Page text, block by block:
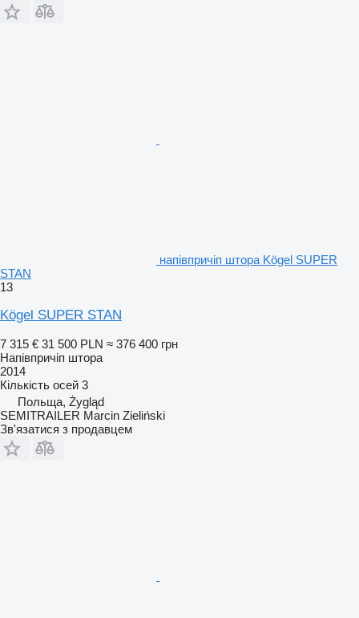
напівпричіп штора Kögel SUPER
STAN
13
Kögel SUPER STAN
7 315 € 31 500 PLN ≈ 376 400 грн
Напівпричіп штора
2014
Кількість осей 3
Польща, Żygląd
SEMITRAILER Marcin Zieliński
Зв'язатися з продавцем